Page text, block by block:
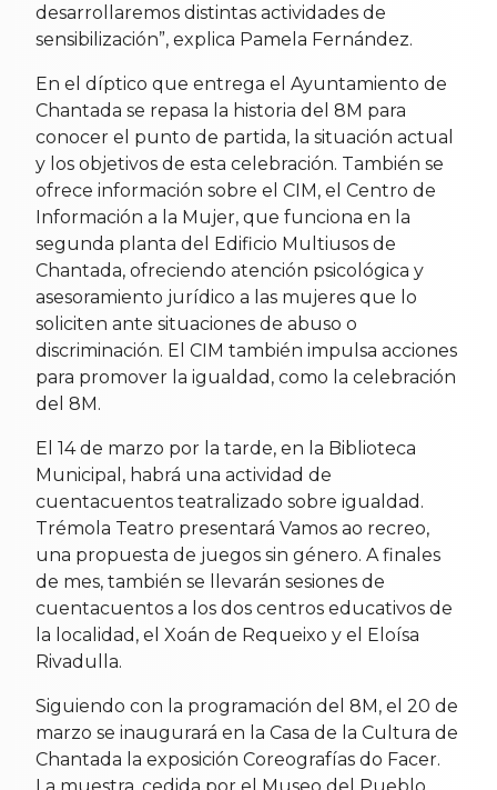
desarrollaremos distintas actividades de
sensibilización”, explica Pamela Fernández.
En el díptico que entrega el Ayuntamiento de
Chantada se repasa la historia del 8M para
conocer el punto de partida, la situación actual
y los objetivos de esta celebración. También se
ofrece información sobre el CIM, el Centro de
Información a la Mujer, que funciona en la
segunda planta del Edificio Multiusos de
Chantada, ofreciendo atención psicológica y
asesoramiento jurídico a las mujeres que lo
soliciten ante situaciones de abuso o
discriminación. El CIM también impulsa acciones
para promover la igualdad, como la celebración
del 8M.
El 14 de marzo por la tarde, en la Biblioteca
Municipal, habrá una actividad de
cuentacuentos teatralizado sobre igualdad.
Trémola Teatro presentará Vamos ao recreo,
una propuesta de juegos sin género. A finales
de mes, también se llevarán sesiones de
cuentacuentos a los dos centros educativos de
la localidad, el Xoán de Requeixo y el Eloísa
Rivadulla.
Siguiendo con la programación del 8M, el 20 de
marzo se inaugurará en la Casa de la Cultura de
Chantada la exposición Coreografías do Facer.